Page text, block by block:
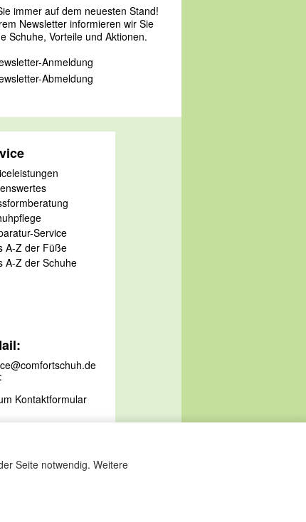
Seite notwendig. Weitere
immer auf dem neuesten Stand!
Newsletter informieren wir Sie
Schuhe, Vorteile und Aktionen.
Anmeldung
Abmeldung
Service
A-Z der Füße
A-Z der Schuhe
Kontaktformular